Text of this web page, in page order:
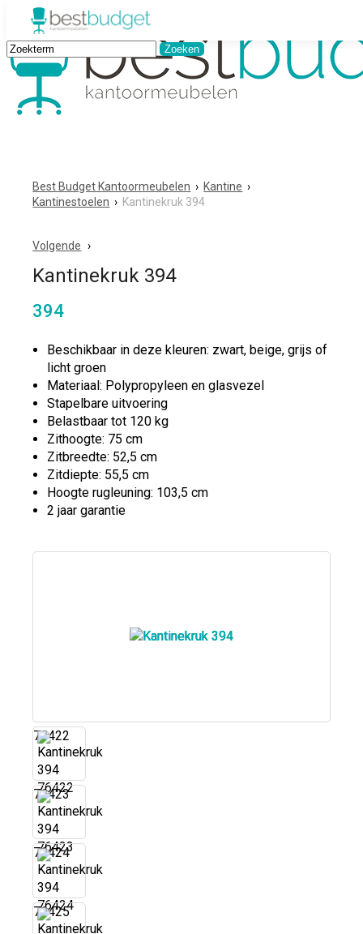
Best Budget Kantoormeubelen › Kantine ›
Kantinestoelen › Kantinekruk 394
Volgende
Kantinekruk 394
394
Beschikbaar in deze kleuren: zwart, beige, grijs of
licht groen
Materiaal: Polypropyleen en glasvezel
Stapelbare uitvoering
Belastbaar tot 120 kg
Zithoogte: 75 cm
Zitbreedte: 52,5 cm
Zitdiepte: 55,5 cm
Hoogte rugleuning: 103,5 cm
2 jaar garantie
76422
76423
76424
76425